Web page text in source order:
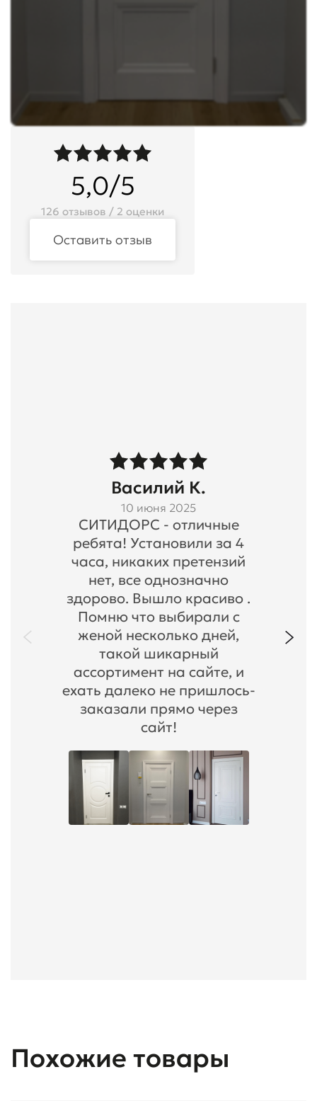
5,0/5
126 отзывов / 2 оценки
Оставить отзыв
Василий К.
10 июня 2025
СИТИДОРС - отличные
ребята! Установили за 4
часа, никаких претензий
нет, все однозначно
здорово. Вышло красиво .
Помню что выбирали с
женой несколько дней,
такой шикарный
ассортимент на сайте, и
ехать далеко не пришлось-
заказали прямо через
сайт!
Похожие товары